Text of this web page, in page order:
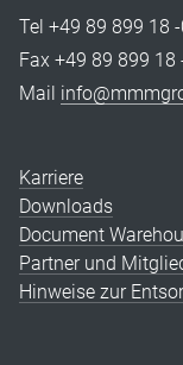
Tel +49 89 899 18
Fax +49 89 899 18
Mail
Karriere
Downloads
Document
Partner und
Hinweise zur